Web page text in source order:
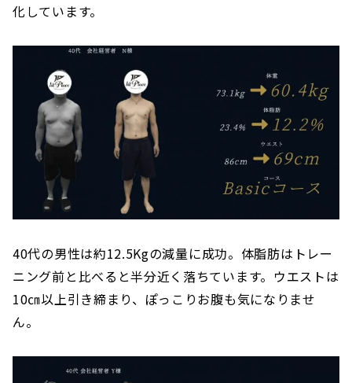
化しています。
40代の男性は約12.5Kgの減量に成功。体脂肪はトレー
ニング前と比べると半分近く落ちています。ウエストは
10㎝以上引き締まり、ぽっこりお腹も気になりませ
ん。